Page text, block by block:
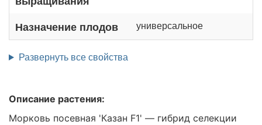
Назначение плодов универсальное
Развернуть все свойства
Описание растения:
Морковь посевная 'Казан F1' — гибрид селекции